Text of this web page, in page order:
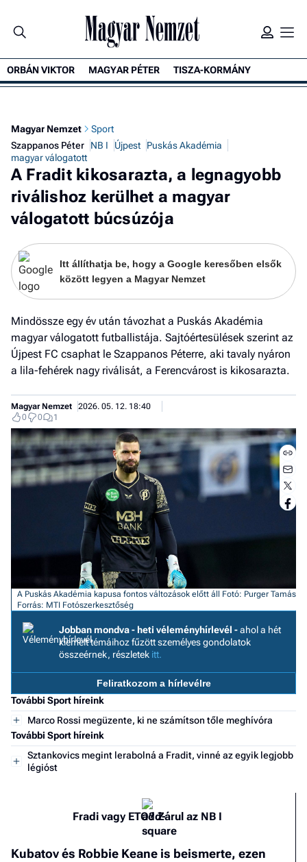
ORBÁN VIKTOR MAGYAR PÉTER TISZA-KORMÁNY
Magyar Nemzet
Sport
Szappanos Péter
NB I Újpest
Puskás Akadémia
magyar válogatott
A Fradit kikosarazta, a legnagyobb
riválishoz kerülhet a magyar
válogatott búcsúzója
Itt állíthatja be, hogy a Google keresőben elsők
között legyen a Magyar Nemzet
Mindössze egy év után távozhat a Puskás Akadémia
magyar válogatott futballistája. Sajtóértesülések szerint az
Újpest FC csaphat le Szappanos Péterre, aki tavaly nyáron
a lila-fehérek nagy riválisát, a Ferencvárost is kikosarazta.
Magyar Nemzet
2026. 05. 12. 18:40
0
0 1
A Puskás Akadémia kapusa fontos változások előtt áll Fotó: Purger Tamás
Forrás: MTI Fotószerkesztőség
Jobban mondva - heti véleményhírlevél -ahol a hét
kiemelt témáihoz fűzött személyes gondolatok
összeérnek, részletek itt.
Feliratkozom a hírlevélre
További Sport híreink
Marco Rossi megüzente, ki ne számítson tőle meghívóra
További Sport híreink
Sztankovics megint lerabolná a Fradit, vinné az egyik legjobb
légióst
Fradi vagy ETO? Zárul az NB I
Kubatov és Robbie Keane is beismerte, ezen